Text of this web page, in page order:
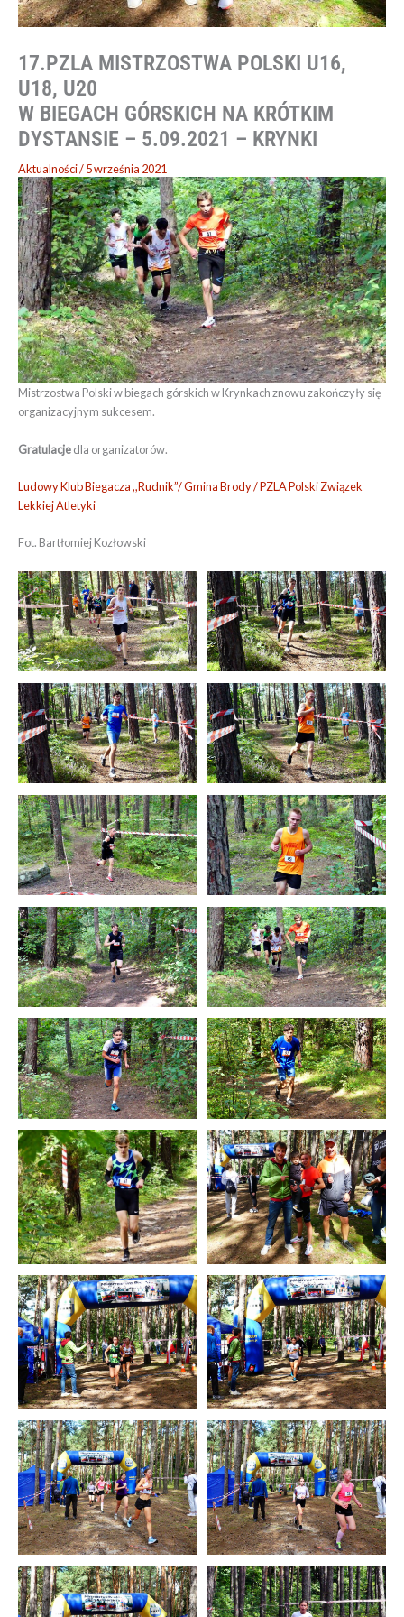
17.PZLA MISTRZOSTWA POLSKI U16,
U18, U20
W BIEGACH GÓRSKICH NA KRÓTKIM
DYSTANSIE – 5.09.2021 – KRYNKI
Aktualności/5 września 2021
Mistrzostwa Polski w biegach górskich w Krynkach znowu zakończyły się
organizacyjnym sukcesem.
Gratulacjedla organizatorów.
Ludowy Klub Biegacza ,,Rudnik”/Gmina Brody /PZLA Polski Związek
Lekkiej Atletyki
Fot. Bartłomiej Kozłowski